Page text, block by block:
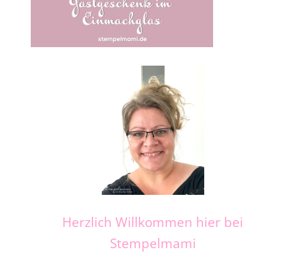
Herzlich Willkommen hier bei
Stempelmami